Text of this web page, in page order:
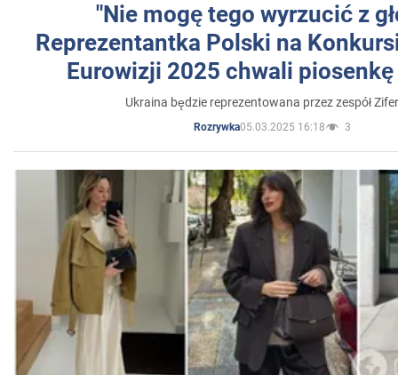
"Nie mogę tego wyrzucić z
Reprezentantka Polski na
Eurowizji 2025 chwali
Ukraina będzie reprezentowana przez zespół
Rozrywka05.03.2025 16:18 3